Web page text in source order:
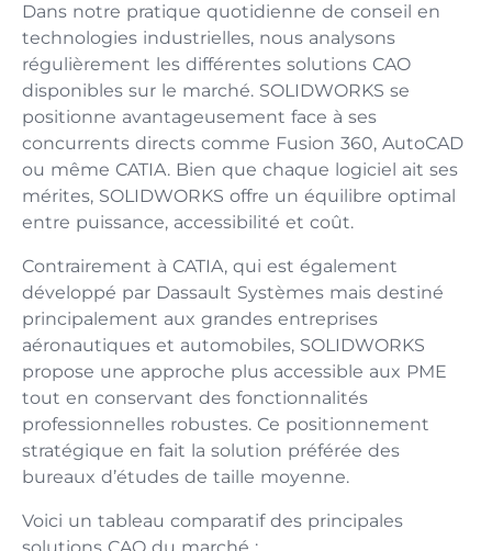
Dans notre pratique quotidienne de conseil en
technologies industrielles, nous analysons
régulièrement les différentes solutions CAO
disponibles sur le marché. SOLIDWORKS se
positionne avantageusement face à ses
concurrents directs comme Fusion 360, AutoCAD
ou même CATIA. Bien que chaque logiciel ait ses
mérites, SOLIDWORKS offre un équilibre optimal
entre puissance, accessibilité et coût.
Contrairement à CATIA, qui est également
développé par Dassault Systèmes mais destiné
principalement aux grandes entreprises
aéronautiques et automobiles, SOLIDWORKS
propose une approche plus accessible aux PME
tout en conservant des fonctionnalités
professionnelles robustes. Ce positionnement
stratégique en fait la solution préférée des
bureaux d’études de taille moyenne.
Voici un tableau comparatif des principales